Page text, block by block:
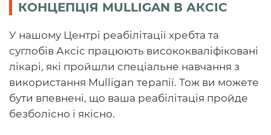
КОНЦЕПЦІЯ MULLIGAN В АКСІС
У нашому Центрі реабілітації хребта та
суглобів Аксіс працюють висококваліфіковані
лікарі, які пройшли спеціальне навчання з
використання Mulligan терапії. Тож ви можете
бути впевнені, що ваша реабілітація пройде
безболісно і якісно.